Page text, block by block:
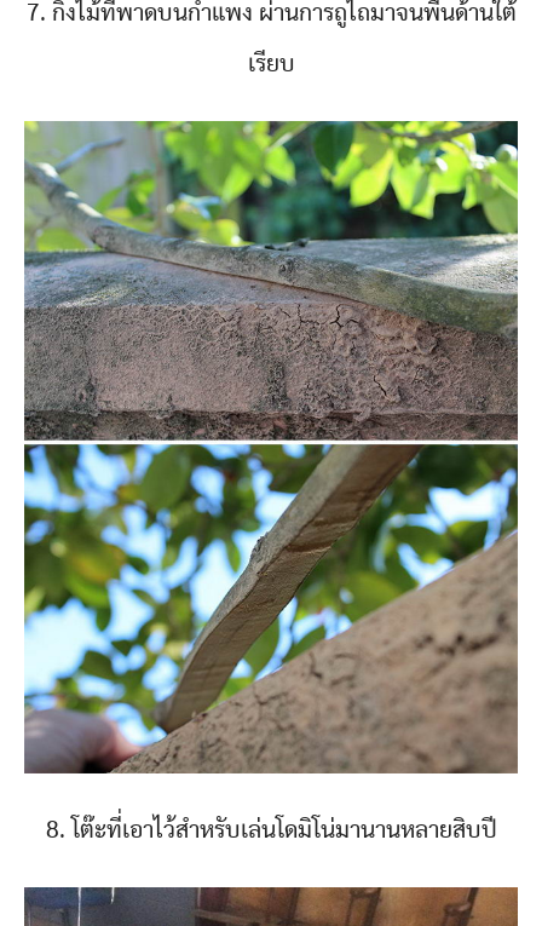
7. กิ่งไม้ที่พาดบนกำแพง ผ่านการถูไถมาจนพื้นด้านใต้
เรียบ
8. โต๊ะที่เอาไว้สำหรับเล่นโดมิโน่มานานหลายสิบปี